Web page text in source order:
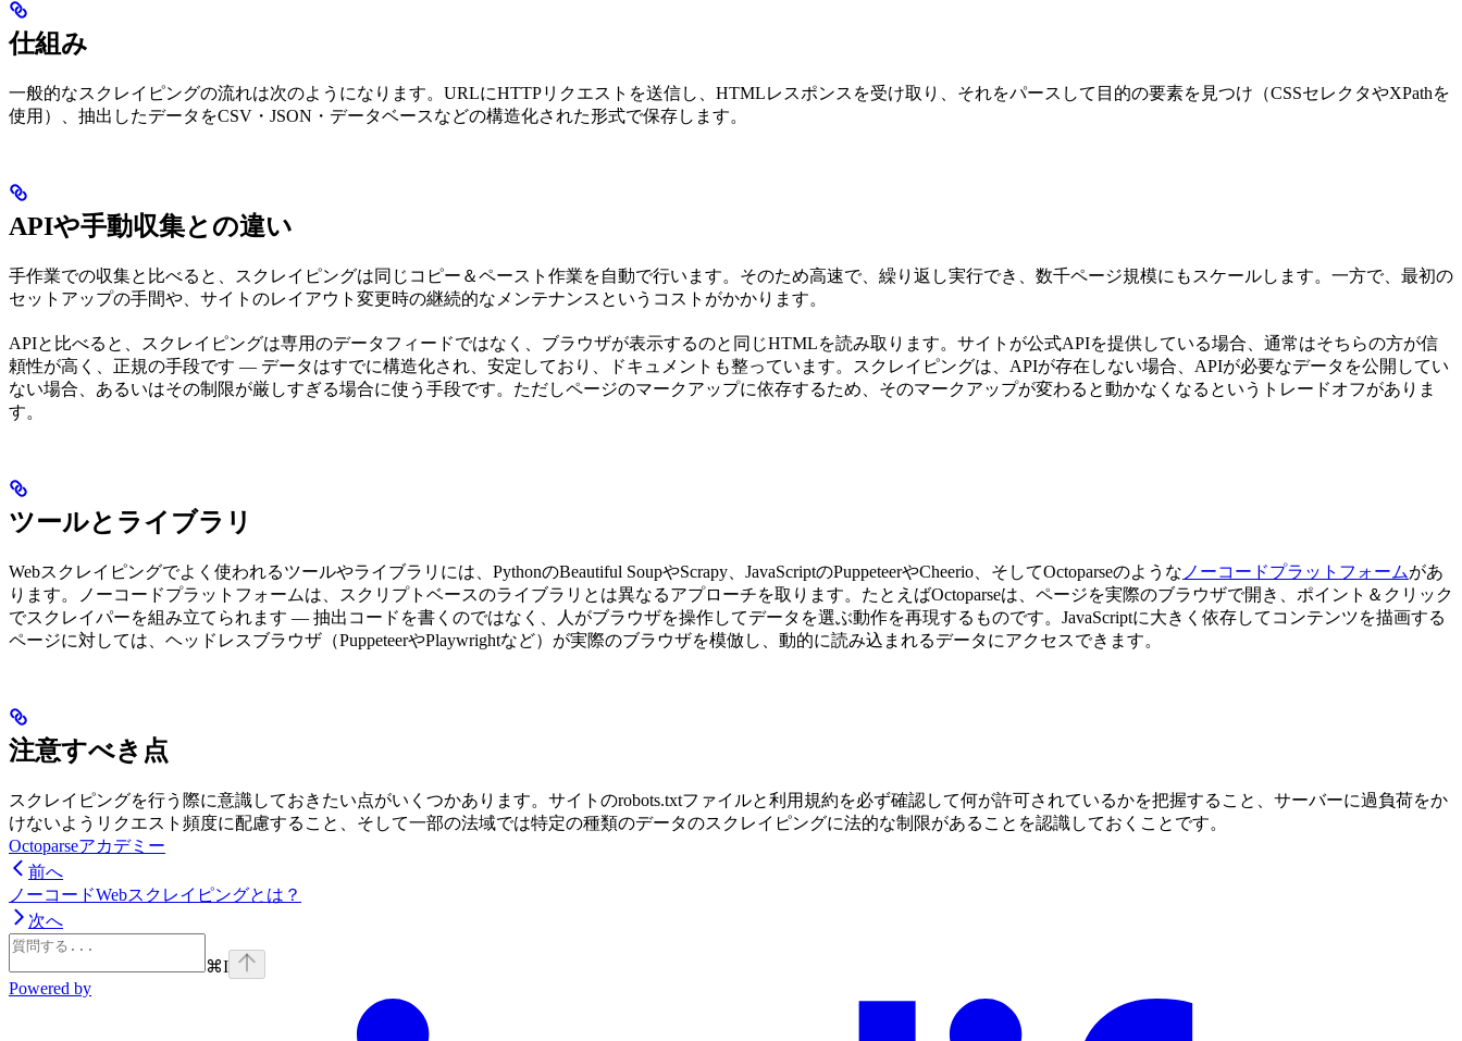
仕組み
一般的なスクレイピングの流れは次のようになります。URLにHTTPリクエストを送信し、HTMLレスポンスを受け取り、それをパースして目的の要素を見つけ（CSSセレクタやXPathを
使用）、抽出したデータをCSV・JSON・データベースなどの構造化された形式で保存します。
APIや手動収集との違い
手作業での収集と比べると、スクレイピングは同じコピー＆ペースト作業を自動で行います。そのため高速で、繰り返し実行でき、数千ページ規模にもスケールします。一方で、最初の
セットアップの手間や、サイトのレイアウト変更時の継続的なメンテナンスというコストがかかります。
APIと比べると、スクレイピングは専用のデータフィードではなく、ブラウザが表示するのと同じHTMLを読み取ります。サイトが公式APIを提供している場合、通常はそちらの方が信
頼性が高く、正規の手段です — データはすでに構造化され、安定しており、ドキュメントも整っています。スクレイピングは、APIが存在しない場合、APIが必要なデータを公開してい
ない場合、あるいはその制限が厳しすぎる場合に使う手段です。ただしページのマークアップに依存するため、そのマークアップが変わると動かなくなるというトレードオフがありま
す。
ツールとライブラリ
Webスクレイピングでよく使われるツールやライブラリには、PythonのBeautiful SoupやScrapy、JavaScriptのPuppeteerやCheerio、そしてOctoparseのような ノーコードプラットフォームがあ
ります。ノーコードプラットフォームは、スクリプトベースのライブラリとは異なるアプローチを取ります。たとえばOctoparseは、ページを実際のブラウザで開き、ポイント＆クリック
でスクレイパーを組み立てられます — 抽出コードを書くのではなく、人がブラウザを操作してデータを選ぶ動作を再現するものです。JavaScriptに大きく依存してコンテンツを描画する
ページに対しては、ヘッドレスブラウザ（PuppeteerやPlaywrightなど）が実際のブラウザを模倣し、動的に読み込まれるデータにアクセスできます。
注意すべき点
スクレイピングを行う際に意識しておきたい点がいくつかあります。サイトのrobots.txtファイルと利用規約を必ず確認して何が許可されているかを把握すること、サーバーに過負荷をか
けないようリクエスト頻度に配慮すること、そして一部の法域では特定の種類のデータのスクレイピングに法的な制限があることを認識しておくことです。
Octoparseアカデミー
前へ
ノーコードWebスクレイピングとは？
次へ
⌘I
Powered by